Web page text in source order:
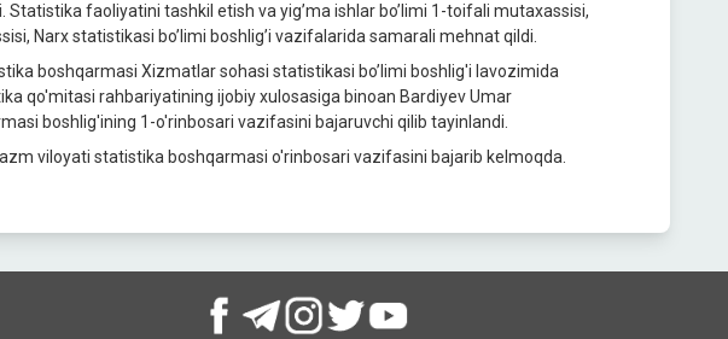
faoliyatini tashkil etish va yig’ma ishlar bo’limi 1-toifali mutaxassisi,
Narx statistikasi bo’limi boshlig’i vazifalarida samarali mehnat qildi.
boshqarmasi Xizmatlar sohasi statistikasi bo’limi boshlig'i lavozimida
qo'mitasi rahbariyatining ijobiy xulosasiga binoan Bardiyev Umar
boshlig'ining 1-o'rinbosari vazifasini bajaruvchi qilib tayinlandi.
viloyati statistika boshqarmasi o'rinbosari vazifasini bajarib kelmoqda.